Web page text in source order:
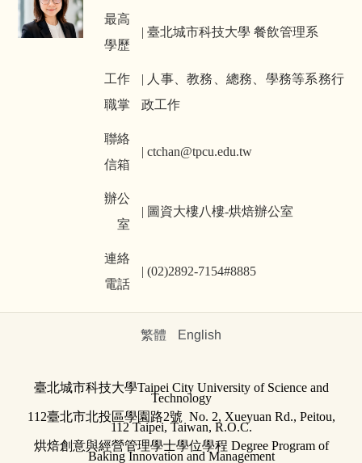
最高
學歷
| 臺北城市科技大學 餐飲管理系
工作
職掌
| 人事、教務、總務、學務等系務行
政工作
聯絡
信箱
| ctchan@tpcu.edu.tw
辦公
室
| 圖資大樓八樓-烘焙辦公室
連絡
電話
| (02)2892-7154#8885
繁體 English
臺北城市科技大學Taipei City University of Science and
Technology
112臺北市北投區學園路2號 No. 2, Xueyuan Rd., Peitou,
112 Taipei, Taiwan, R.O.C.
烘焙創意與經營管理學士學位學程 Degree Program of
Baking Innovation and Management